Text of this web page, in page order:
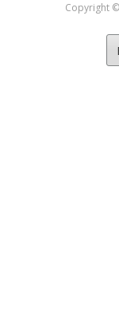
Copyright